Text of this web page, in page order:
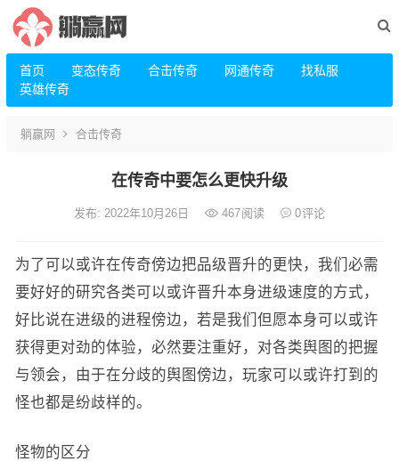
首页 变态传奇 合击传奇 网通传奇
找私服
英雄传奇
躺赢网 合击传奇
在传奇中要怎么更快升级
发布: 2022年10月26日 467阅读 0评论
为了可以或许在传奇傍边把品级晋升的更快，我们必需
要好好的研究各类可以或许晋升本身进级速度的方式，
好比说在进级的进程傍边，若是我们但愿本身可以或许
获得更对劲的体验，必然要注重好，对各类舆图的把握
与领会，由于在分歧的舆图傍边，玩家可以或许打到的
怪也都是纷歧样的。
怪物的区分